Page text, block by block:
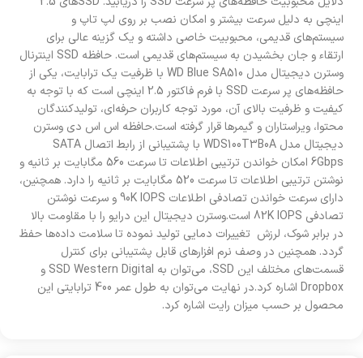
اینچی به دلیل سرعت بیشتر و امکان نصب بر روی لپ تاپ و
سیستم‌های قدیمی، محبوبیت خاصی داشته و یک گزینه عالی برای
ارتقاء و جان بخشیدن به سیستم‌های قدیمی است. حافظه SSD اینترنال
وسترن دیجیتال مدل WD Blue SA510 با ظرفیت یک ترابایت، یکی از
حافظه‌های پر سرعت SSD با فرم فاکتور 2.5 اینچی است که با توجه به
کیفیت و ظرفیت بالای آن، مورد توجه کاربران حرفه‌ای، تولیدکنندگان
محتوا، ویراستاران و گیمرها قرار گرفته است.حافظه اس اس دی وسترن
دیجیتال مدل WDS100T3B0A با پشتیبانی از رابط اتصال SATA
6Gbps امکان خواندن ترتیبی اطلاعات تا سرعت 560 مگابایت بر ثانیه و
نوشتن ترتیبی اطلاعات تا سرعت 520 مگابایت بر ثانیه را دارد. همچنین،
دارای سرعت خواندن تصادفی اطلاعات 90K IOPS و سرعت نوشتن
تصادفی 82K IOPS است.وسترن دیجیتال این درایو را با مقاومت بالا
در برابر شوک، لرزش تغییرات دمایی تولید نموده تا سلامت داده‌ها حفظ
گردد. همچنین در وصف نرم افزارهای قابل پشتیبانی برای کنترل
قسمت‌های مختلف این SSD، می‌توان به SSD Western Digital و
Dropbox اشاره کرد.در نهایت می‌توان به طول عمر 400 ترابایتی این
محصول بر حسب میزان رایت اشاره کرد.